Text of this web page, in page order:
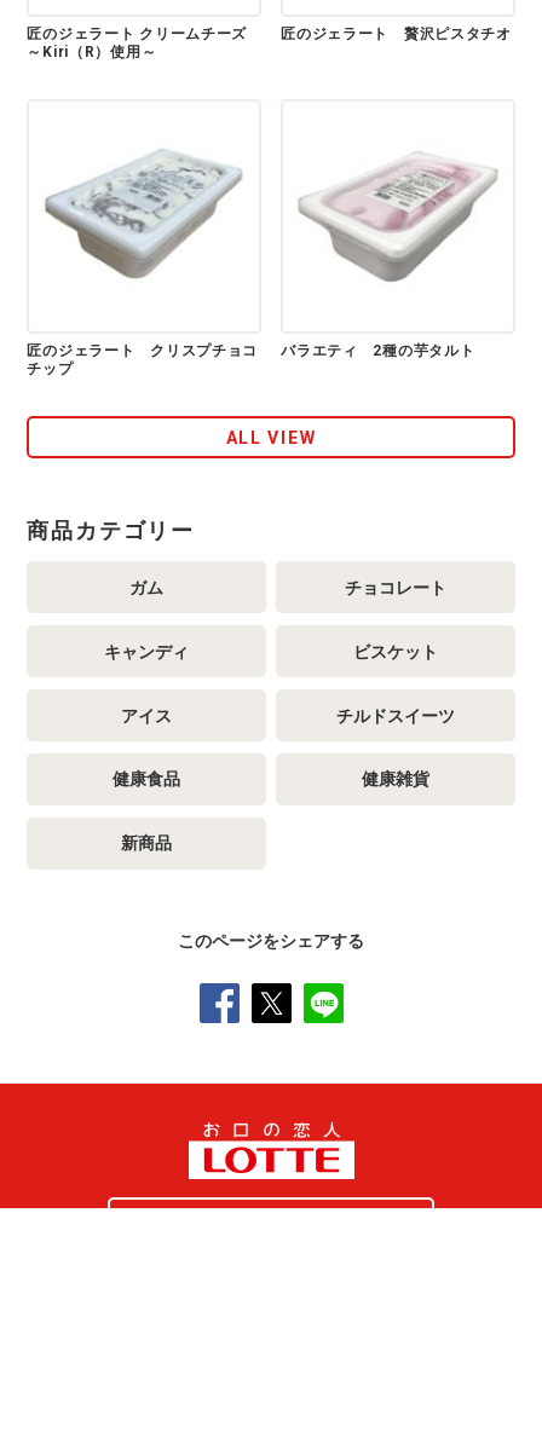
匠のジェラート クリームチーズ
～Kiri（R）使用～
匠のジェラート 贅沢ピスタチオ
匠のジェラート クリスプチョコ
チップ
バラエティ 2種の芋タルト
ALL VIEW
商品カテゴリー
ガム チョコレート
キャンディ ビスケット
アイス チルドスイーツ
健康食品 健康雑貨
新商品
このページをシェアする